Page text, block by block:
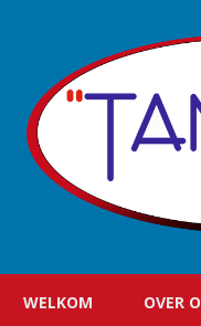
WELKOM OVER